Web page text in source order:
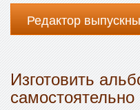
Редактор
Изготовить
самостоятельно